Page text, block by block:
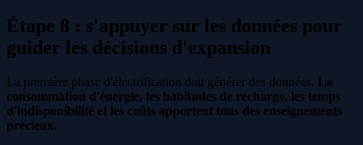
Étape 8 : s'appuyer sur les données pour
guider les décisions d'expansion
La première phase d'électrification doit générer des données. La
consommation d'énergie, les habitudes de recharge, les temps
d'indisponibilité et les coûts apportent tous des enseignements
précieux.